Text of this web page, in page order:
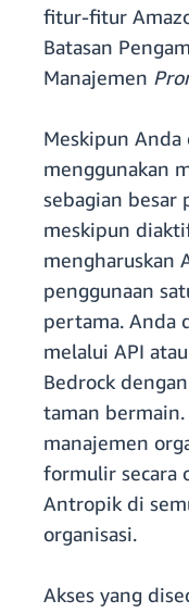
fitur-fitur
Batasan
Manajemen
Meskipun
menggunakan
sebagian besar
meskipun
mengharuskan
penggunaan
pertama. Anda
melalui API
Bedrock
taman bermain.
manajemen
formulir secara
Antropik di
organisasi.
Akses yang